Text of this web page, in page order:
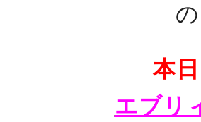
本日
エブリ